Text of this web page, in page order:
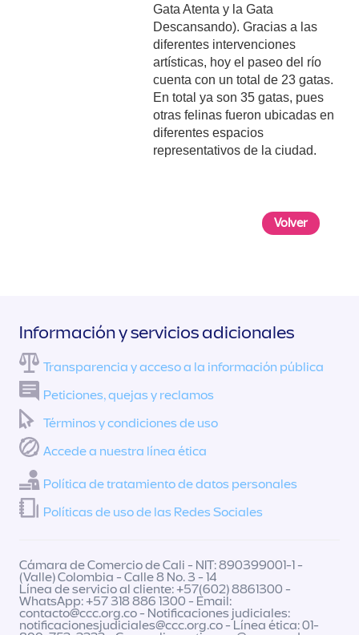
Gata Atenta y la Gata
Descansando). Gracias a las
diferentes intervenciones
artísticas, hoy el paseo del río
cuenta con un total de 23 gatas.
En total ya son 35 gatas, pues
otras felinas fueron ubicadas en
diferentes espacios
representativos de la ciudad.
Volver
Información y servicios adicionales
Transparencia y acceso a la información pública
Peticiones, quejas y reclamos
Términos y condiciones de uso
Accede a nuestra línea ética
Política de tratamiento de datos personales
Políticas de uso de las Redes Sociales
Cámara de Comercio de Cali - NIT: 890399001-1 -
(Valle) Colombia - Calle 8 No. 3 - 14
Línea de servicio al cliente: +57(602) 8861300 -
WhatsApp: +57 318 886 1300 - Email:
contacto@ccc.org.co- Notificaciones judiciales:
notificacionesjudiciales@ccc.org.co- Línea ética: 01-